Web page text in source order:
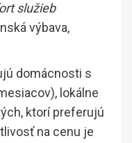
služieb
výbava,
domácnosti s
lokálne
ktorí preferujú
na cenu je